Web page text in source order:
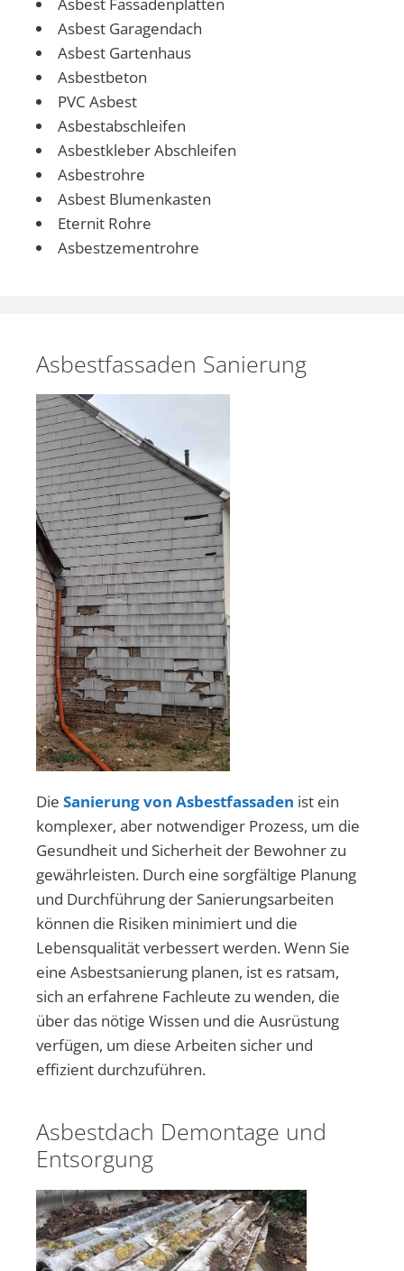
Asbest Garagendach
Asbest Gartenhaus
Asbestbeton
PVC Asbest
Asbestabschleifen
Asbestkleber Abschleifen
Asbestrohre
Asbest Blumenkasten
Eternit Rohre
Asbestzementrohre
Asbestfassaden Sanierung
Die Sanierung von Asbestfassaden ist ein
komplexer, aber notwendiger Prozess, um die
Gesundheit und Sicherheit der Bewohner zu
gewährleisten. Durch eine sorgfältige Planung
und Durchführung der Sanierungsarbeiten
können die Risiken minimiert und die
Lebensqualität verbessert werden. Wenn Sie
eine Asbestsanierung planen, ist es ratsam,
sich an erfahrene Fachleute zu wenden, die
über das nötige Wissen und die Ausrüstung
verfügen, um diese Arbeiten sicher und
effizient durchzuführen.
Asbestdach Demontage und
Entsorgung